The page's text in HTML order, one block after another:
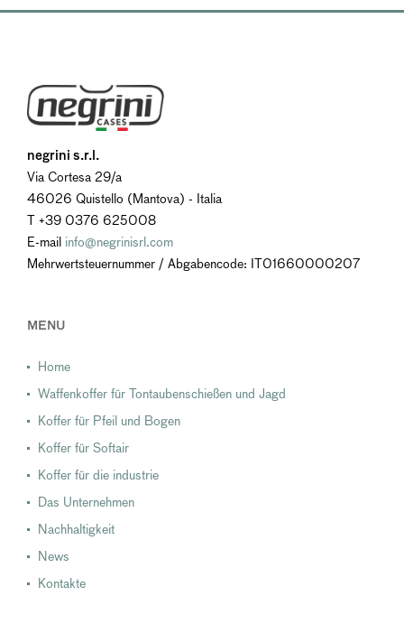
negrini s.r.l.
Via Cortesa 29/a
46026 Quistello (Mantova) - Italia
T +39 0376 625008
E-mail info@negrinisrl.com
Mehrwertsteuernummer / Abgabencode: IT01660000207
MENU
Home
Waffenkoffer für Tontaubenschießen und Jagd
Koffer für Pfeil und Bogen
Koffer für Softair
Koffer für die industrie
Das Unternehmen
Nachhaltigkeit
News
Kontakte